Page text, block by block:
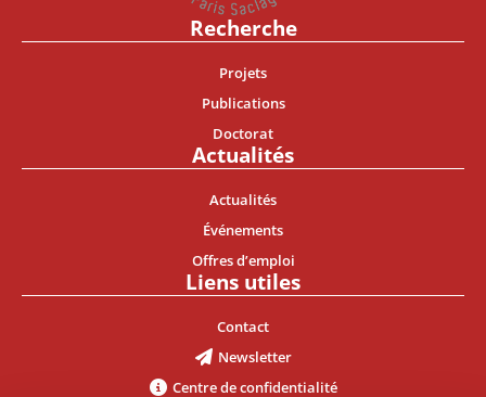
Recherche
Projets
Publications
Doctorat
Actualités
Actualités
Événements
Offres d’emploi
Liens utiles
Contact
Newsletter
Centre de confidentialité